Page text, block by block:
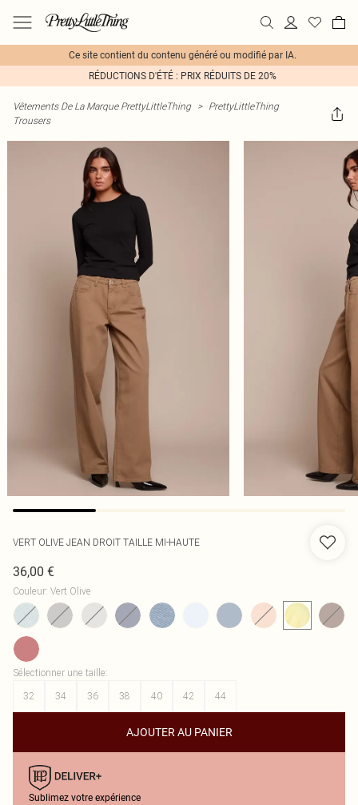
Ce site contient du contenu généré ou modifié par IA.
RÉDUCTIONS D'ÉTÉ : PRIX RÉDUITS DE 20%
Vêtements De La Marque PrettyLittleThing > PrettyLittleThing
Trousers
VERT OLIVE JEAN DROIT TAILLE MI-HAUTE
36,00 €
Couleur: Vert Olive
Sélectionner une taille:
32
34 36 38 40 42 44
AJOUTER AU PANIER
Sublimez votre expérience